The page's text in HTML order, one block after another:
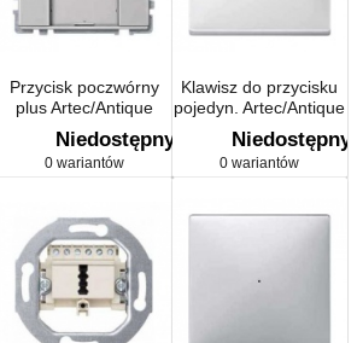
Przycisk poczwórny
plus Artec/Antique
Niedostępny
0 wariantów
Klawisz do przycisku
pojedyn. Artec/Antique
Niedostępny
0 wariantów